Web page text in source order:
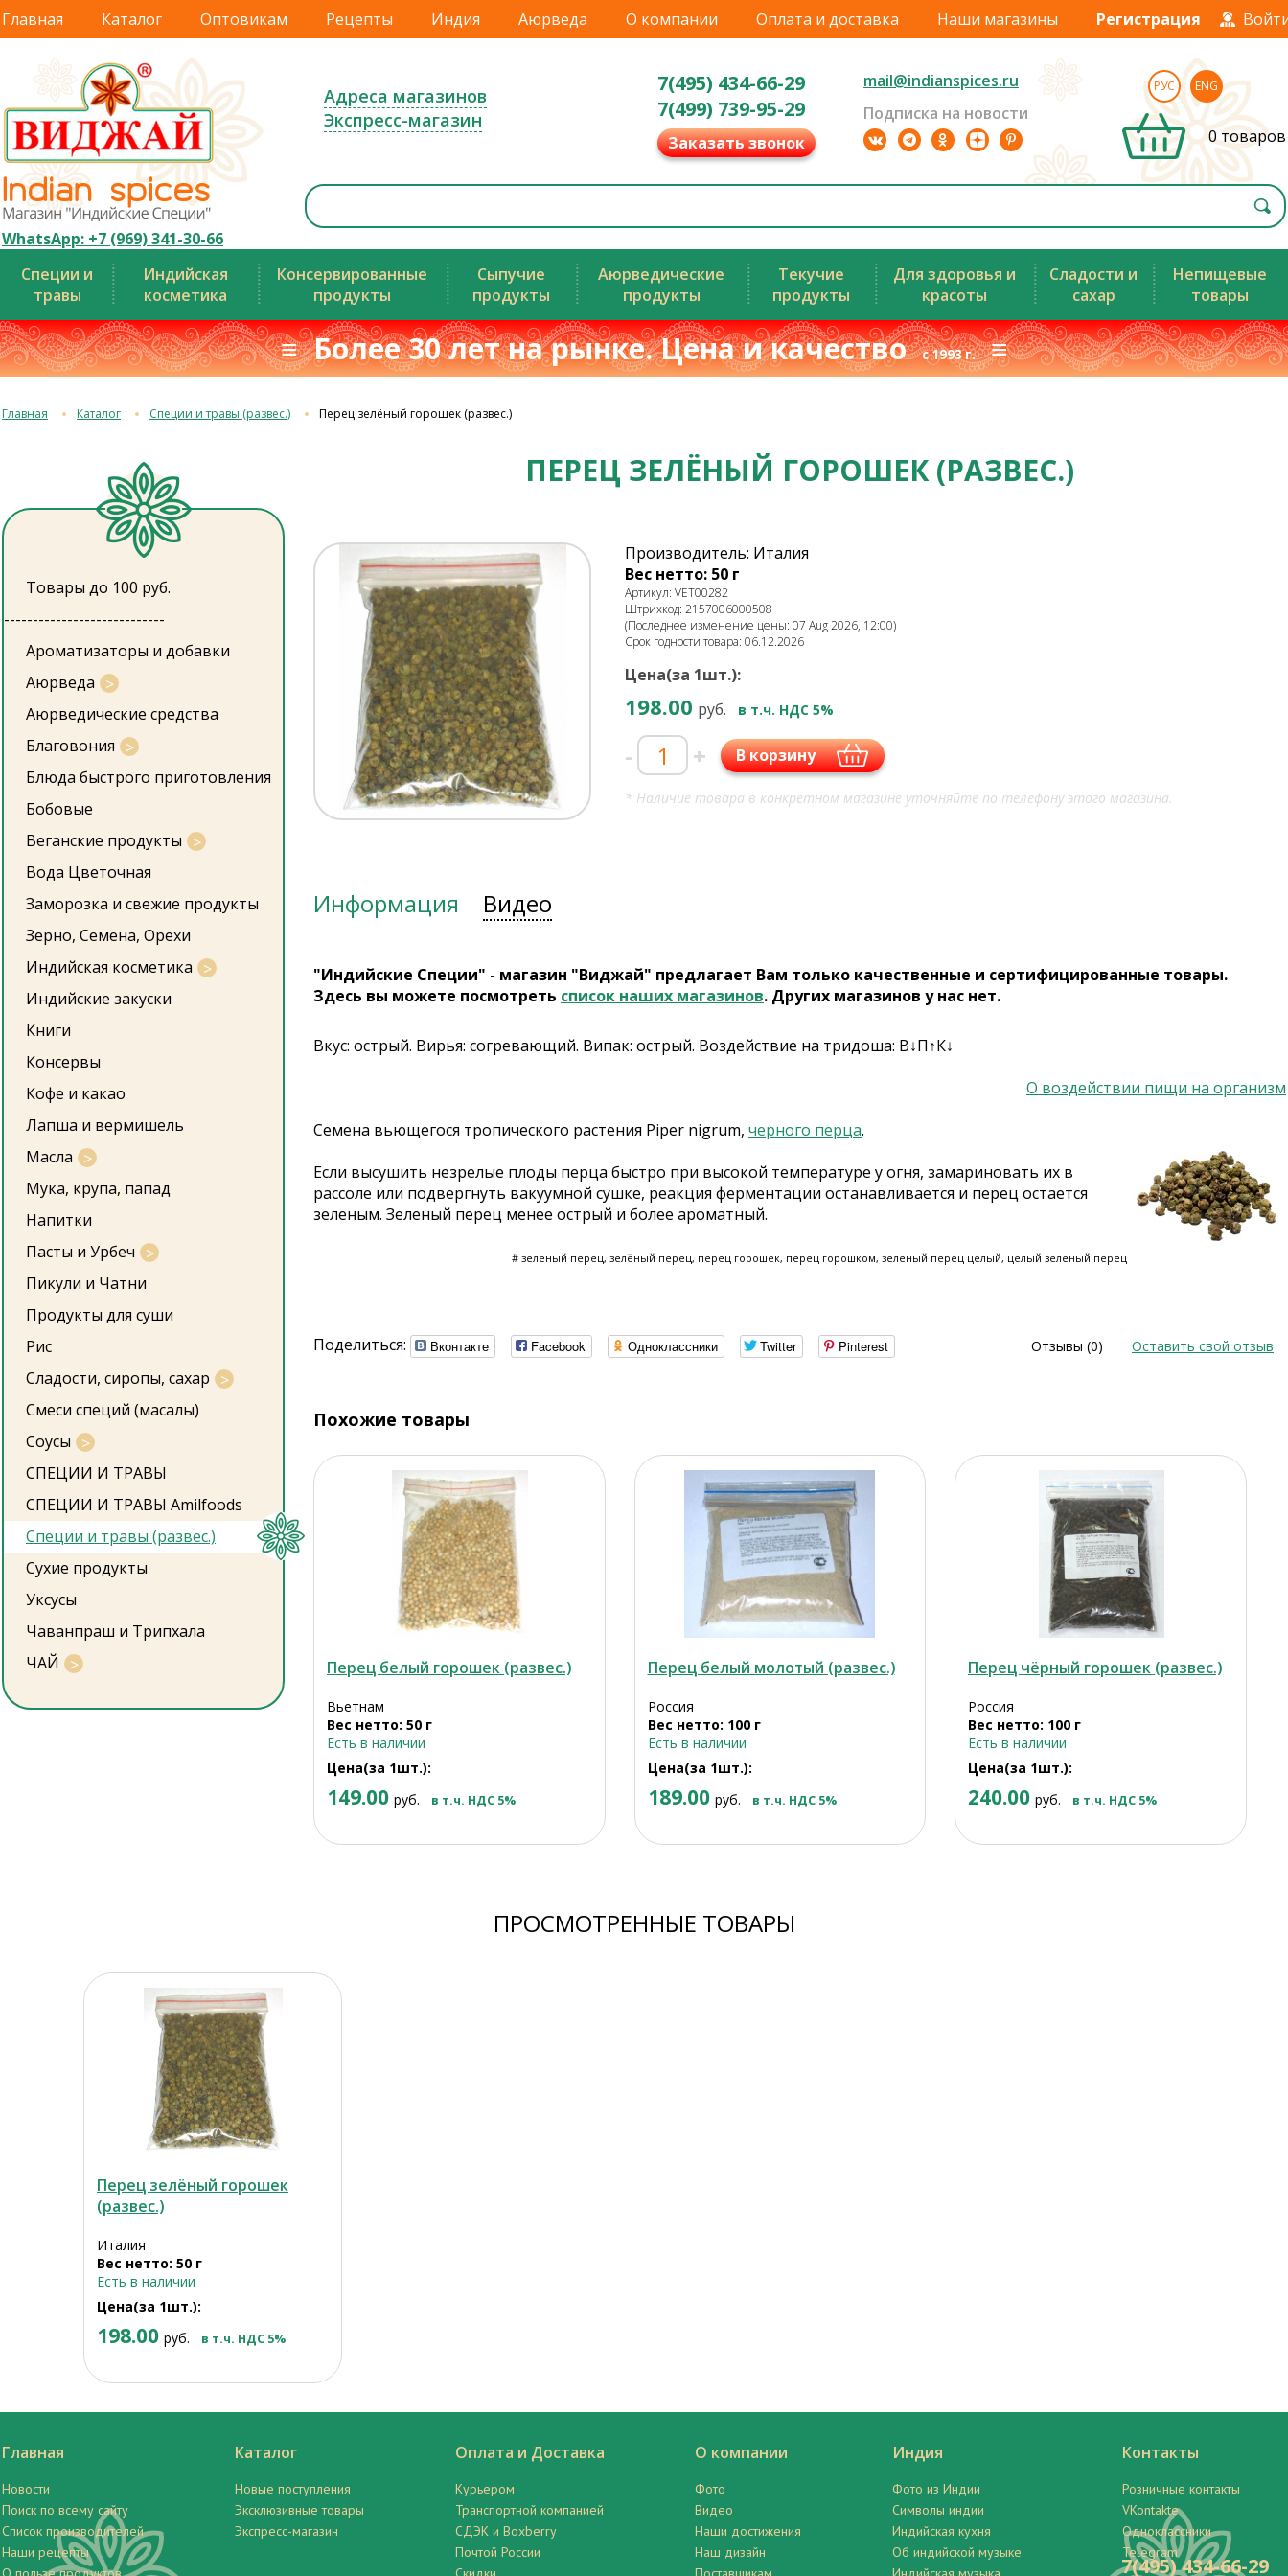
Главная Каталог Оптовикам Рецепты Индия Аюрведа О компании Оплата и доставка Наши магазины Регистрация
WhatsApp: +7 (969) 341-30-66
Адреса магазинов
Экспресс-магазин
7(495) 434-66-29
7(499) 739-95-29
Заказать звонок
mail@indianspices.ru
Подписка на новости
РУС ENG
0 товаров
Специи и
травы
Индийская
косметика
Консервированные
продукты
Сыпучие
продукты
Аюрведические
продукты
Текучие
продукты
Для здоровья и
красоты
Сладости и
сахар
Непищевые
товары
≡ Более 30 лет на рынке. Цена и качествос 1993 г.≡
Главная Каталог Специи и травы (развес.) Перец зелёный горошек (развес.)
Товары до 100 руб.
----------------------------
Ароматизаторы и добавки
Аюрведа
Аюрведические средства
Благовония
Блюда быстрого приготовления
Бобовые
Веганские продукты
Вода Цветочная
Заморозка и свежие продукты
Зерно, Семена, Орехи
Индийская косметика
Индийские закуски
Книги
Консервы
Кофе и какао
Лапша и вермишель
Масла
Мука, крупа, папад
Напитки
Пасты и Урбеч
Пикули и Чатни
Продукты для суши
Рис
Сладости, сиропы, сахар
Смеси специй (масалы)
Соусы
СПЕЦИИ И ТРАВЫ
СПЕЦИИ И ТРАВЫ Amilfoods
Специи и травы (развес.)
Сухие продукты
Уксусы
Чаванпраш и Трипхала
ЧАЙ
ПЕРЕЦ ЗЕЛЁНЫЙ ГОРОШЕК (РАЗВЕС.)
Производитель: Италия
Вес нетто: 50 г
Артикул: VET00282
Штрихкод: 2157006000508
(Последнее изменение цены: 07 Aug 2026, 12:00)
Срок годности товара: 06.12.2026
Цена(за 1шт.):
198.00 руб. в т.ч. НДС 5%
- + В корзину
* Наличие товара в конкретном магазине уточняйте по телефону этого магазина.
Информация Видео
"Индийские Специи" - магазин "Виджай" предлагает Вам только качественные и сертифицированные товары.
Здесь вы можете посмотреть список наших магазинов. Других магазинов у нас нет.
Вкус: острый. Вирья: согревающий. Випак: острый. Воздействие на тридоша: В↓П↑К↓
О воздействии пищи на организм
Семена вьющегося тропического растения Piper nigrum, черного перца.
Если высушить незрелые плоды перца быстро при высокой температуре у огня, замариновать их в
рассоле или подвергнуть вакуумной сушке, реакция ферментации останавливается и перец остается
зеленым. Зеленый перец менее острый и более ароматный.
# зеленый перец, зелёный перец, перец горошек, перец горошком, зеленый перец целый, целый зеленый перец
Поделиться: Вконтакте Facebook Одноклассники Twitter Pinterest Отзывы (0) Оставить свой отзыв
Похожие товары
Перец белый горошек (развес.)
Вьетнам
Вес нетто: 50 г
Есть в наличии
Цена(за 1шт.):
149.00 руб. в т.ч. НДС 5%
Перец белый молотый (развес.)
Россия
Вес нетто: 100 г
Есть в наличии
Цена(за 1шт.):
189.00 руб. в т.ч. НДС 5%
Перец чёрный горошек (развес.)
Россия
Вес нетто: 100 г
Есть в наличии
Цена(за 1шт.):
240.00 руб. в т.ч. НДС 5%
ПРОСМОТРЕННЫЕ ТОВАРЫ
Перец зелёный горошек
(развес.)
Италия
Вес нетто: 50 г
Есть в наличии
Цена(за 1шт.):
198.00 руб. в т.ч. НДС 5%
Главная
Новости
Поиск по всему сайту
Список производителей
Наши рецепты
Каталог
Новые поступления
Эксклюзивные товары
Экспресс-магазин
Оплата и Доставка
Курьером
Транспортной компанией
СДЭК и Boxberry
Почтой России
О компании
Фото
Видео
Наши достижения
Наш дизайн
Индия
Фото из Индии
Символы индии
Индийская кухня
Об индийской музыке
Контакты
Розничные контакты
VKontakte
Одноклассники
Telegram
7(495) 434-66-29